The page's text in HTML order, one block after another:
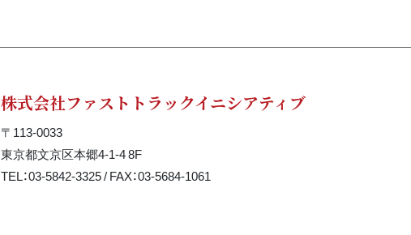
株式会社ファストトラックイニシアティブ
〒113-0033
東京都文京区本郷4-1-4 8F
TEL：03-5842-3325 / FAX：03-5684-1061